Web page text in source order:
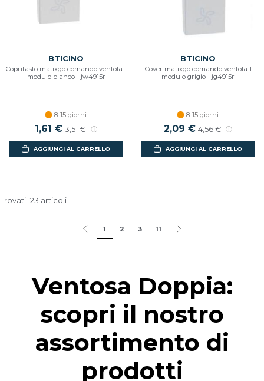
BTICINO
Copritasto matixgo comando ventola 1
modulo bianco - jw4915r
8-15 giorni
1,61 € 3,51 €
AGGIUNGI AL CARRELLO
BTICINO
Cover matixgo comando ventola 1
modulo grigio - jg4915r
8-15 giorni
2,09 € 4,56 €
AGGIUNGI AL CARRELLO
Trovati 123 articoli
1 2 3 11
Ventosa Doppia:
scopri il nostro
assortimento di
prodotti